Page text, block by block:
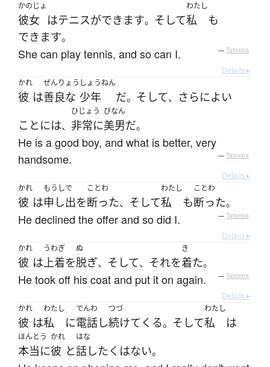
かのじょ
彼女 はテニスができます。 そして
わたし
私
も
できます。
She can play tennis, and so can I. — Tatoeba
Details ▸
かれ
彼 は
ぜんりょう
善良な
しょうねん
少年 だ。 そして、 さらによい
ことには、
ひじょう
非常に
びなん
美男だ。
He is a good boy, and what is better, very
handsome.
— Tatoeba
Details ▸
かれ
彼 は
もうしで
申し出を
ことわ
断った、 そして
わたし
私 も
ことわ
断った。
He declined the offer and so did I. — Tatoeba
Details ▸
かれ
彼 は
うわぎ
上着を
ぬ
脱ぎ、 そして、 それを
き
着た。
He took off his coat and put it on again. — Tatoeba
Details ▸
かれ
彼 は
わたし
私 に
でんわ
電話し
つづ
続けて くる。 そして
わたし
私 は
ほんとう
本当に
かれ
彼 と
はな
話したく はない。